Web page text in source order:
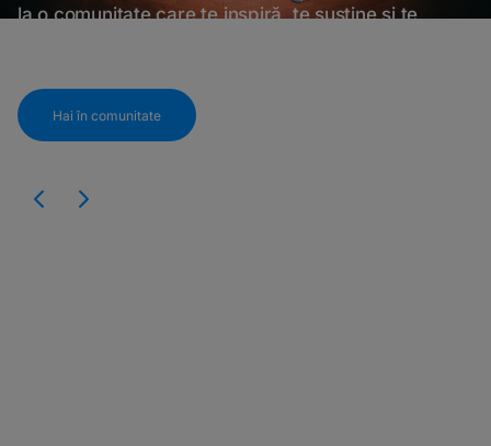
la o comunitate care te inspiră, te susține și te
Hai în comunitate